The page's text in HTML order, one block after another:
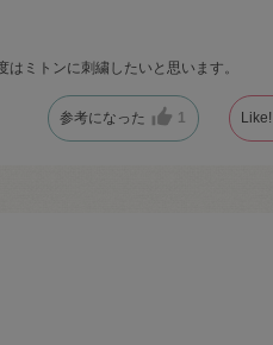
ミトンに刺繍したいと思います。
参考になった 1 Like!